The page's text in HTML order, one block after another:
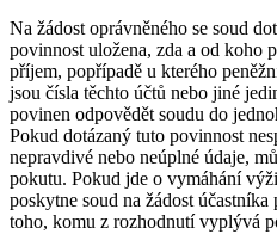
Na žádost oprávněného se soud
povinnost uložena, zda a od koho
příjem, popřípadě u kterého
jsou čísla těchto účtů nebo jiné
povinen odpovědět soudu do
Pokud dotázaný tuto povinnost
nepravdivé nebo neúplné údaje,
pokutu. Pokud jde o vymáhání
poskytne soud na žádost
toho, komu z rozhodnutí vyplývá